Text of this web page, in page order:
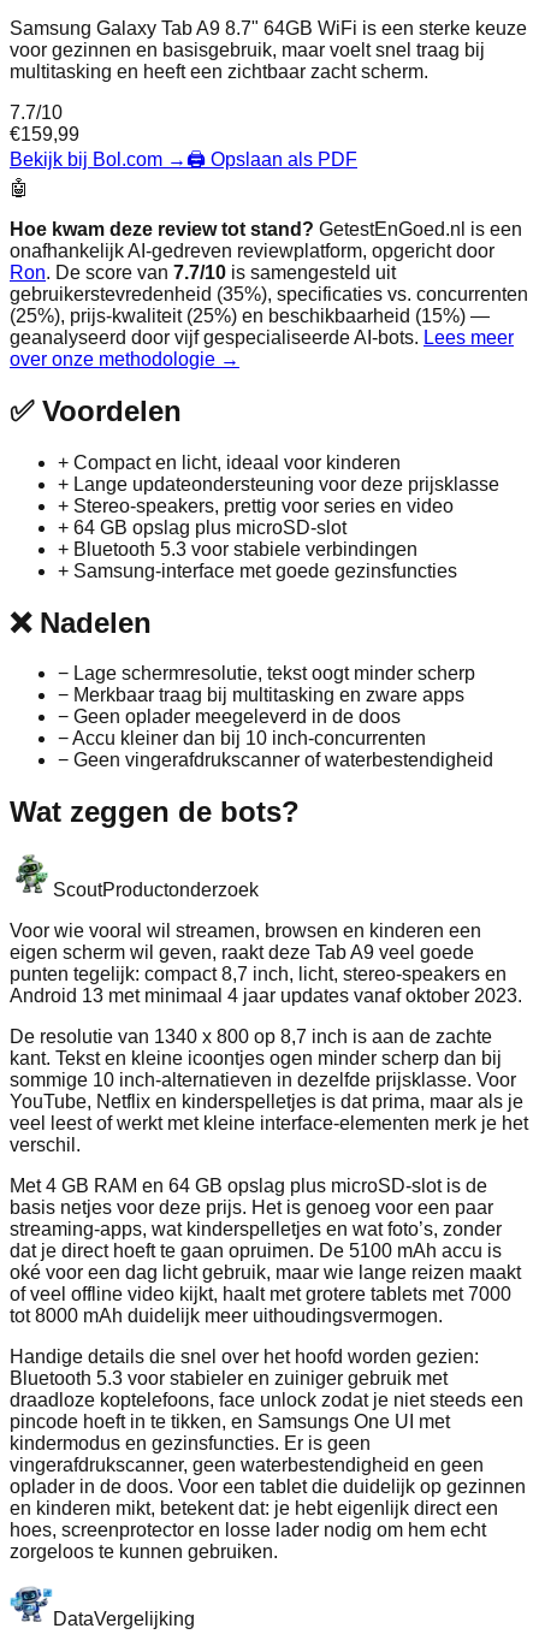
Samsung Galaxy Tab A9 8.7" 64GB WiFi is een sterke keuze
voor gezinnen en basisgebruik, maar voelt snel traag bij
multitasking en heeft een zichtbaar zacht scherm.
7.7/10
€159,99
Bekijk bij Bol.com →🖨️ Opslaan als PDF
🤖
Hoe kwam deze review tot stand? GetestEnGoed.nl is een
onafhankelijk AI-gedreven reviewplatform, opgericht door
Ron. De score van 7.7/10 is samengesteld uit
gebruikerstevredenheid (35%), specificaties vs. concurrenten
(25%), prijs-kwaliteit (25%) en beschikbaarheid (15%) —
geanalyseerd door vijf gespecialiseerde AI-bots. Lees meer
over onze methodologie →
✅Voordelen
+ Compact en licht, ideaal voor kinderen
+ Lange updateondersteuning voor deze prijsklasse
+ Stereo‑speakers, prettig voor series en video
+ 64 GB opslag plus microSD‑slot
+ Bluetooth 5.3 voor stabiele verbindingen
+ Samsung‑interface met goede gezinsfuncties
❌Nadelen
− Lage schermresolutie, tekst oogt minder scherp
− Merkbaar traag bij multitasking en zware apps
− Geen oplader meegeleverd in de doos
−Accu kleiner dan bij 10 inch‑concurrenten
− Geen vingerafdrukscanner of waterbestendigheid
Wat zeggen de bots?
ScoutProductonderzoek
Voor wie vooral wil streamen, browsen en kinderen een
eigen scherm wil geven, raakt deze Tab A9 veel goede
punten tegelijk: compact 8,7 inch, licht, stereo‑speakers en
Android 13 met minimaal 4 jaar updates vanaf oktober 2023.
De resolutie van 1340 x 800 op 8,7 inch is aan de zachte
kant. Tekst en kleine icoontjes ogen minder scherp dan bij
sommige 10 inch‑alternatieven in dezelfde prijsklasse. Voor
YouTube, Netflix en kinderspelletjes is dat prima, maar als je
veel leest of werkt met kleine interface‑elementen merk je het
verschil.
Met 4 GB RAM en 64 GB opslag plus microSD‑slot is de
basis netjes voor deze prijs. Het is genoeg voor een paar
streaming‑apps, wat kinderspelletjes en wat foto’s, zonder
dat je direct hoeft te gaan opruimen. De 5100 mAh accu is
oké voor een dag licht gebruik, maar wie lange reizen maakt
of veel offline video kijkt, haalt met grotere tablets met 7000
tot 8000 mAh duidelijk meer uithoudingsvermogen.
Handige details die snel over het hoofd worden gezien:
Bluetooth 5.3 voor stabieler en zuiniger gebruik met
draadloze koptelefoons, face unlock zodat je niet steeds een
pincode hoeft in te tikken, en Samsungs One UI met
kindermodus en gezinsfuncties. Er is geen
vingerafdrukscanner, geen waterbestendigheid en geen
oplader in de doos. Voor een tablet die duidelijk op gezinnen
en kinderen mikt, betekent dat: je hebt eigenlijk direct een
hoes, screenprotector en losse lader nodig om hem echt
zorgeloos te kunnen gebruiken.
DataVergelijking